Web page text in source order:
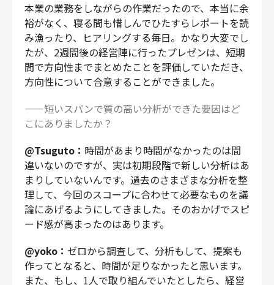
本業の業務をしながらの作業だったので、本当に余
裕がなく、寝る間も惜しんでひたすらレポートを読
み漁ったり、ヒアリングする毎日。かなり大変でし
たが、2週間後の経営陣に行ったプレゼンは、短期
間で方向性までまとめたことを評価していただき、
方向性について合意することができました。
——短いスパンで質の高い分析ができた要因はど
こにありましたか？
@Tsuguto： 時間があまり時間がなかったのは間
違いないのですが、実は初期段階で新しい分析はあ
まりしていないんです。過去のさまざまな分析を整
理して、今回のスコープに合わせて必要なものを議
論にあげるようにしてきました。そのおかげでスピ
ード感が高まったのはあります。
@yoko： ゼロから調査して、分析もして、提案も
作ってとなると、時間が足りなかったと思います。
また、もし、1人で取り組んでいたとしたら、経営